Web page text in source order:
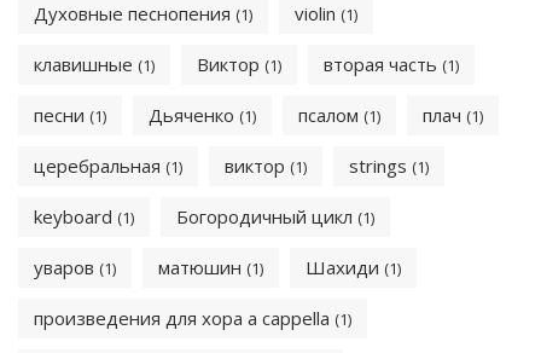
Духовные песнопения (1) violin (1)
клавишные (1) Виктор (1) вторая часть (1)
песни (1) Дьяченко (1) псалом (1) плач (1)
церебральная (1) виктор (1) strings (1)
keyboard (1) Богородичный цикл (1)
уваров (1) матюшин (1) Шахиди (1)
произведения для хора a cappella (1)